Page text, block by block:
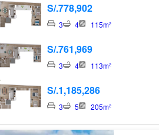
¡Te invitamos a visitar nuestra
N°128, Urbanización Las
de la Cuadra 20 de la Av.
S/.778,902
3 4 115m²
S/.761,969
3 4 113m²
S/.1,185,286
3 5 205m²